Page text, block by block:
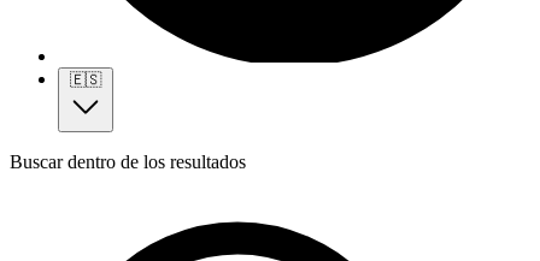
🇪🇸
Buscar dentro de los resultados